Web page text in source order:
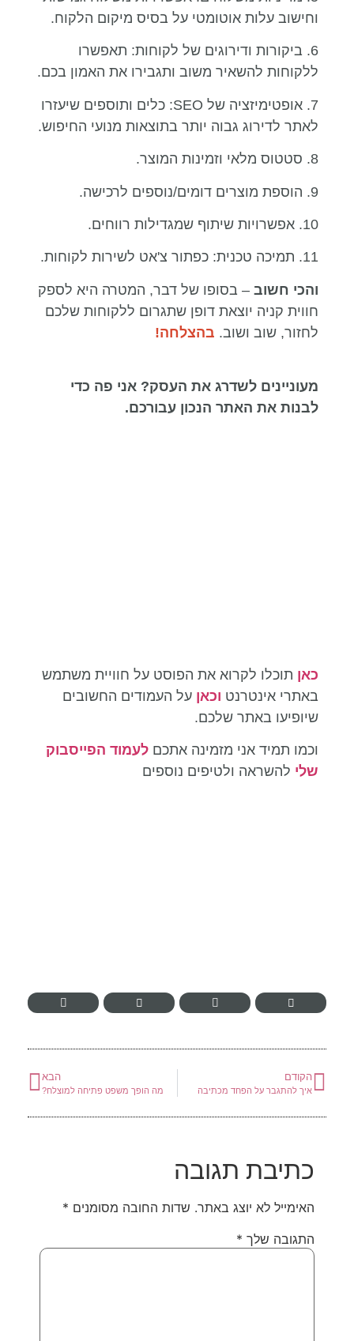
וחישוב עלות אוטומטי על בסיס מיקום הלקוח.
6. ביקורות ודירוגים של לקוחות: תאפשרו
ללקוחות להשאיר משוב ותגבירו את האמון בכם.
7. אופטימיזציה של SEO: כלים ותוספים שיעזרו
לאתר לדירוג גבוה יותר בתוצאות מנועי החיפוש.
8. סטטוס מלאי וזמינות המוצר.
9. הוספת מוצרים דומים/נוספים לרכישה.
10. אפשרויות שיתוף שמגדילות רווחים.
11. תמיכה טכנית: כפתור צ'אט לשירות לקוחות.
והכי חשוב – בסופו של דבר, המטרה היא לספק
חווית קניה יוצאת דופן שתגרום ללקוחות שלכם
לחזור, שוב ושוב. בהצלחה!
מעוניינים לשדרג את העסק? אני פה כדי
לבנות את האתר הנכון עבורכם.
כאן תוכלו לקרוא את הפוסט על חוויית משתמש
באתרי אינטרנט וכאן על העמודים החשובים
שיופיעו באתר שלכם.
וכמו תמיד אני מזמינה אתכם לעמוד הפייסבוק
שלי להשראה ולטיפים נוספים
הקודם
איך להתגבר על הפחד מכתיבה
הבא
מה הופך משפט פתיחה למוצלח?
כתיבת תגובה
האימייל לא יוצג באתר. שדות החובה מסומנים *
התגובה שלך *